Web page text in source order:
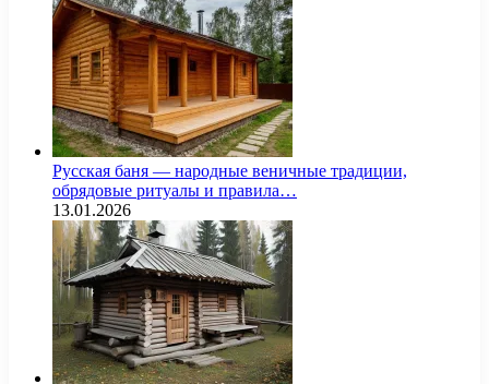
Русская баня — народные веничные традиции,
обрядовые ритуалы и правила…
13.01.2026